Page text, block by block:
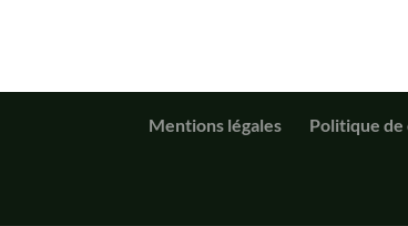
Mentions légales Politique